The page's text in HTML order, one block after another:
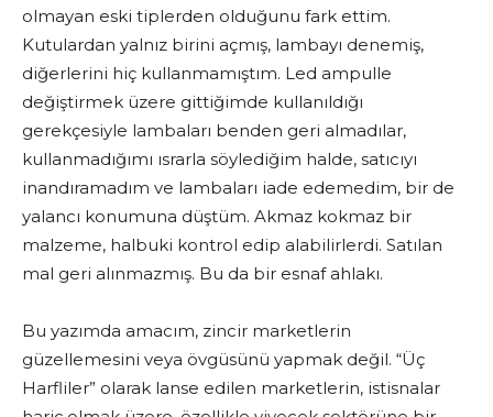
olmayan eski tiplerden olduğunu fark ettim.
Kutulardan yalnız birini açmış, lambayı denemiş,
diğerlerini hiç kullanmamıştım. Led ampulle
değiştirmek üzere gittiğimde kullanıldığı
gerekçesiyle lambaları benden geri almadılar,
kullanmadığımı ısrarla söylediğim halde, satıcıyı
inandıramadım ve lambaları iade edemedim, bir de
yalancı konumuna düştüm. Akmaz kokmaz bir
malzeme, halbuki kontrol edip alabilirlerdi. Satılan
mal geri alınmazmış. Bu da bir esnaf ahlakı.
Bu yazımda amacım, zincir marketlerin
güzellemesini veya övgüsünü yapmak değil. “Üç
Harfliler” olarak lanse edilen marketlerin, istisnalar